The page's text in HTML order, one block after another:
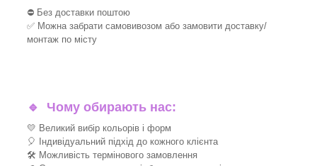
⛔ Без доставки поштою
✅ Можна забрати самовивозом або замовити доставку/
монтаж по місту
🔹 Чому обирають нас:
💛 Великий вибір кольорів і форм
🎈 Індивідуальний підхід до кожного клієнта
🛠 Можливість термінового замовлення